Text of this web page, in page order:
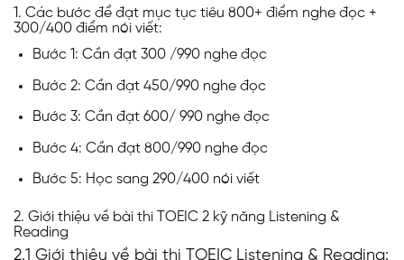
1. Các bước để đạt mục tục tiêu 800+ điểm nghe đọc +
300/400 điểm nói viết:
Bước 1: Cần đạt 300 /990 nghe đọc
Bước 2: Cần đạt 450/990 nghe đọc
Bước 3: Cần đạt 600/ 990 nghe đọc
Bước 4: Cần đạt 800/990 nghe đọc
Bước 5: Học sang 290/400 nói viết
2. Giới thiệu về bài thi TOEIC 2 kỹ năng Listening &
Reading
2.1 Giới thiệu về bài thi TOEIC Listening & Reading: